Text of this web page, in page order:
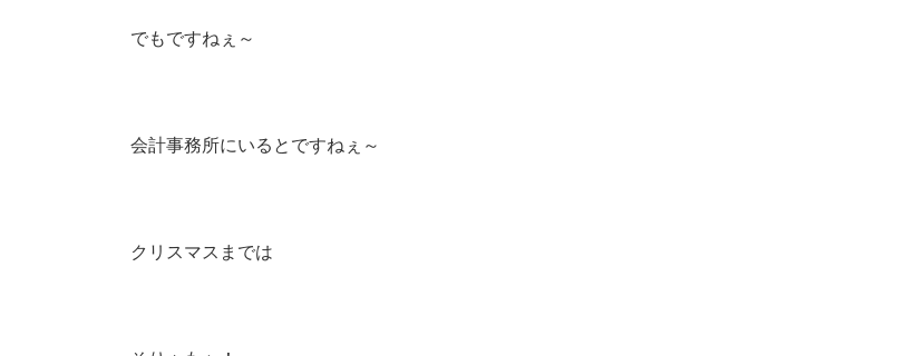
でもですねぇ～
会計事務所にいるとですねぇ～
クリスマスまでは